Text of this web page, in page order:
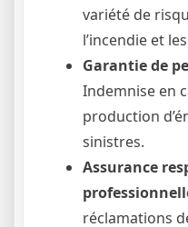
variété de
l’incendie et
Garantie de
Indemnise en
production
sinistres.
Assurance
réclamations